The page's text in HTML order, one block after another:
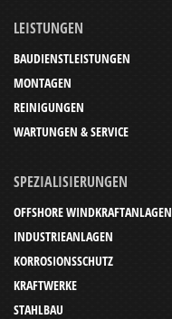
LEISTUNGEN
BAUDIENSTLEISTUNGEN
MONTAGEN
REINIGUNGEN
WARTUNGEN & SERVICE
SPEZIALISIERUNGEN
OFFSHORE WINDKRAFTANLAGEN
INDUSTRIEANLAGEN
KORROSIONSSCHUTZ
KRAFTWERKE
STAHLBAU